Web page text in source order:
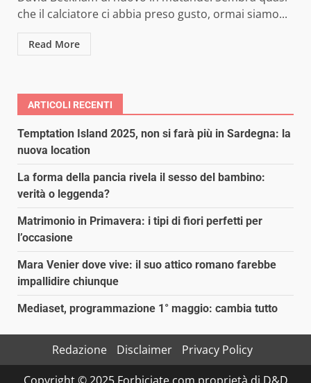
che il calciatore ci abbia preso gusto, ormai siamo...
Read More
ARTICOLI RECENTI
Temptation Island 2025, non si farà più in Sardegna: la
nuova location
La forma della pancia rivela il sesso del bambino:
verità o leggenda?
Matrimonio in Primavera: i tipi di fiori perfetti per
l’occasione
Mara Venier dove vive: il suo attico romano farebbe
impallidire chiunque
Mediaset, programmazione 1° maggio: cambia tutto
Redazione Disclaimer
Privacy Policy